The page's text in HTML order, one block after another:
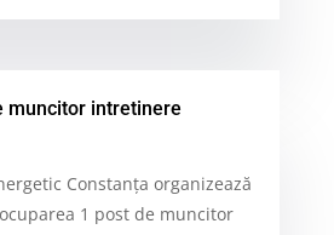
muncitor intretinere
Constanța organizează
1 post de muncitor